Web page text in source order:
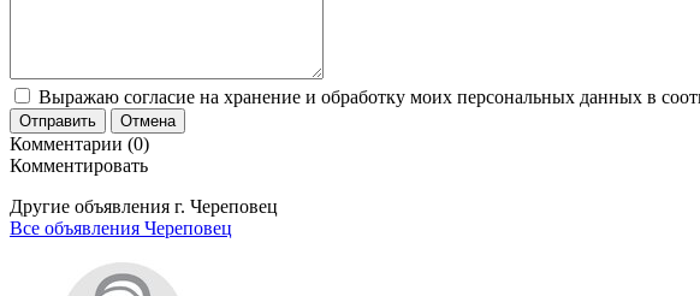
Выражаю согласие на хранение и обработку моих персональных данных в
Отправить Отмена
Комментарии (0)
Комментировать
Другие объявления г. Череповец
Все объявления Череповец